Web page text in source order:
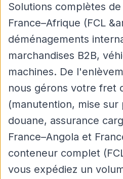
Solutions complètes
France–Afrique (FCL
déménagements
marchandises B2B,
machines. De
nous gérons votre fret
(manutention, mise
douane, assurance
France–Angola et
conteneur complet
vous expédiez un